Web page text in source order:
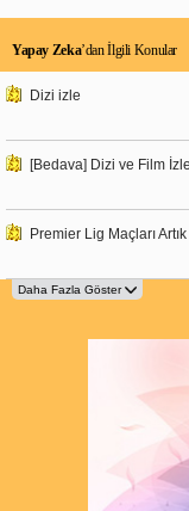
Yapay Zeka’dan İlgili Konular
Dizi izle
[Bedava] Dizi ve Film
Premier Lig Maçları